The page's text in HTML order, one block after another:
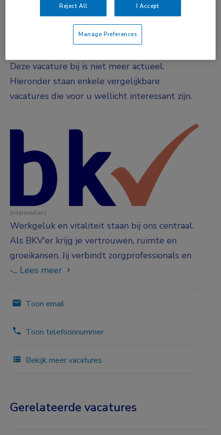
Vacature niet beschikbaar
Deze vacature bij is niet meer actueel.
Hieronder staan enkele vergelijkbare
vacatures die voor u wellicht interessant zijn.
(Intermediair)
Werkgeluk en vitaliteit staan bij ons centraal.
Als BKV'er krijg je vertrouwen, ruimte en
groeikansen. Jij verbindt zorgprofessionals en
-... Lees meer
Toon email
Toon telefoonnummer
Bekijk meer vacatures
Gerelateerde vacatures
Reject All I Accept
Manage Preferences